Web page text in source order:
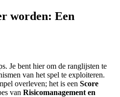
worden: Een
Je bent hier om de ranglijsten te
van het spel te exploiteren.
overleven; het is een Score
van Risicomanagement en